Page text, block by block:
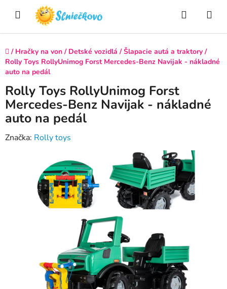
Hľadať
Domov
/ Hračky na von / Detské vozidlá / Šlapacie autá a traktory /
Rolly Toys RollyUnimog Forst Mercedes-Benz Navijak - nákladné
auto na pedál
Rolly Toys RollyUnimog Forst
Mercedes-Benz Navijak - nákladné
auto na pedál
Značka: Rolly toys